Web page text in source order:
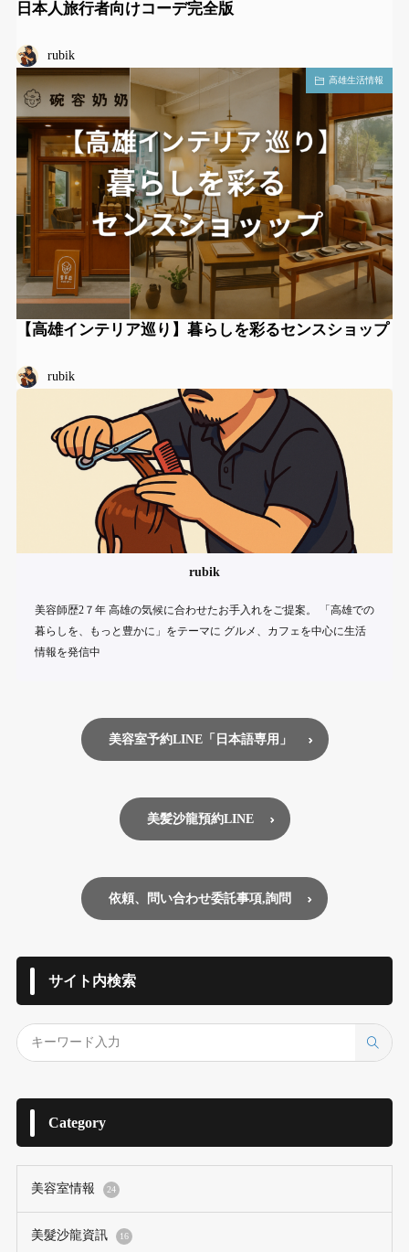
日本人旅行者向けコーデ完全版
rubik
高雄生活情報
【高雄インテリア巡り】暮らしを彩るセンスショップ
rubik
rubik
美容師歴2７年 高雄の気候に合わせたお手入れをご提案。 「高雄での
暮らしを、もっと豊かに」をテーマに グルメ、カフェを中心に生活
情報を発信中
美容室予約LINE「日本語専用」
美髪沙龍預約LINE
依頼、問い合わせ委託事項,詢問
サイト内検索
Category
美容室情報 24
美髮沙龍資訊 16